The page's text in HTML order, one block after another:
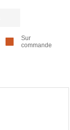
Sur
commande